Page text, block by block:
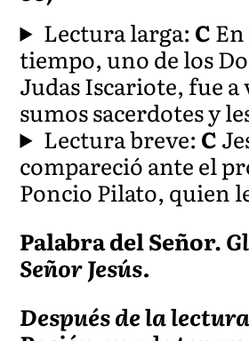
Lectura larga: C
tiempo, uno de los
Judas Iscariote, fue a
sumos sacerdotes y
Lectura breve: C
compareció ante el
Poncio Pilato, quien
Palabra del Señor.
Señor Jesús.
Después de la